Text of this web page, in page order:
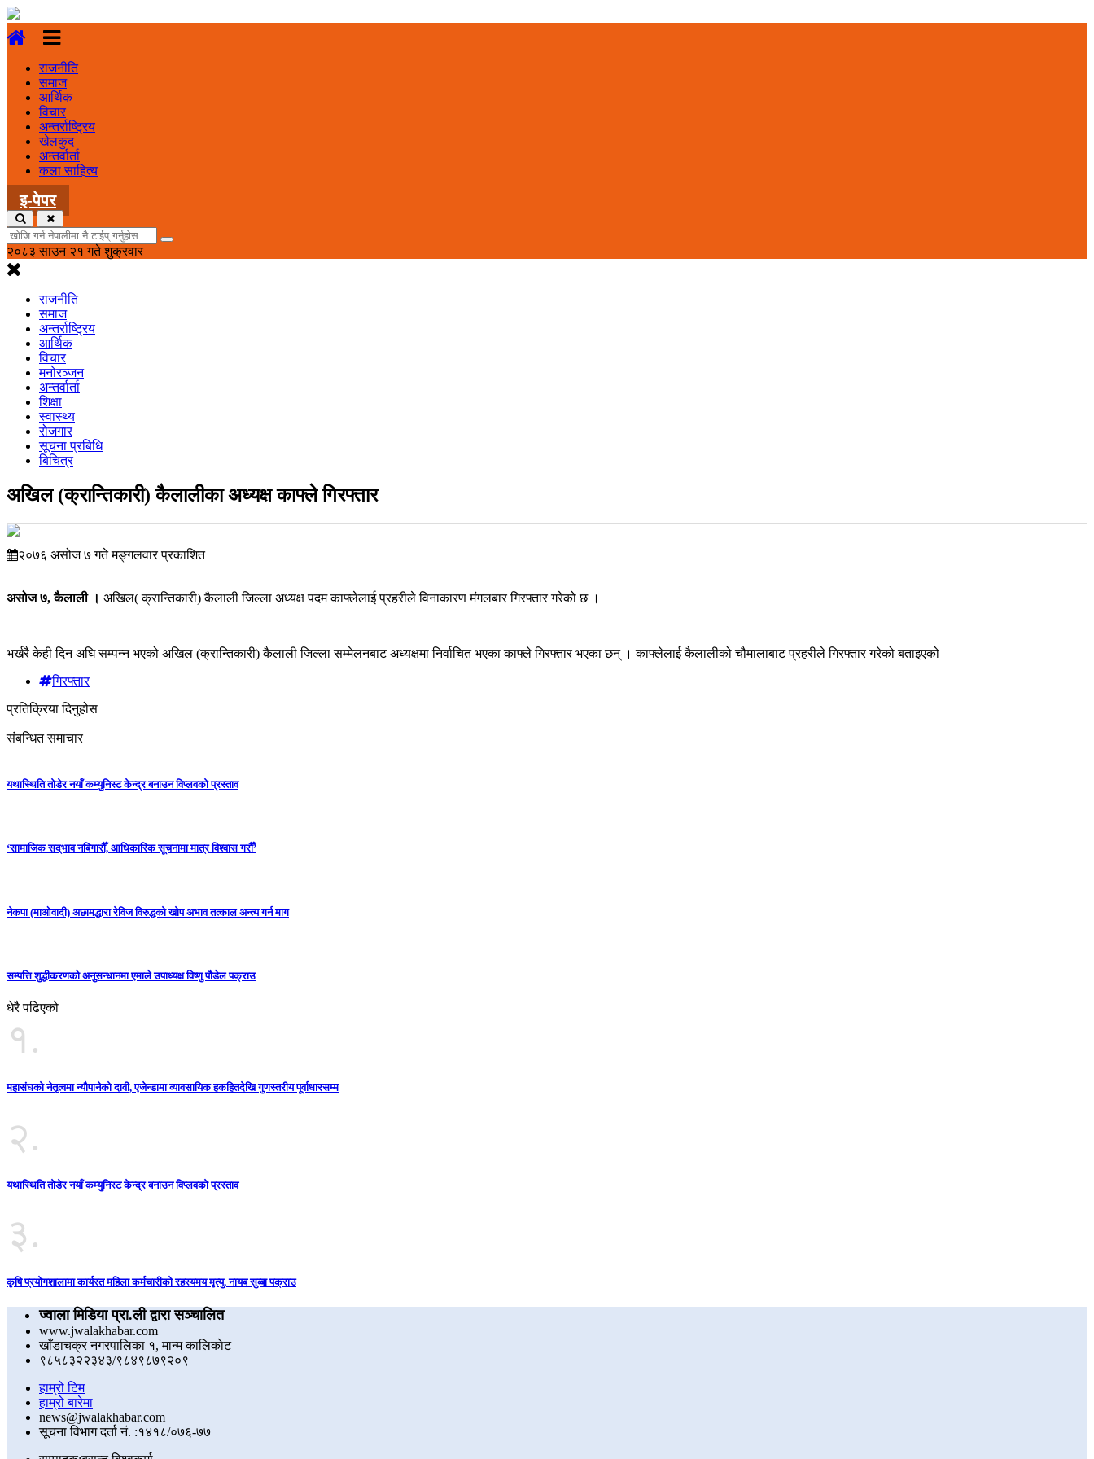
राजनीति
समाज
आर्थिक
विचार
अन्तर्राष्ट्रिय
खेलकुद
अन्तर्वार्ता
कला साहित्य
इ-पेपर
२०८३ साउन २१ गते शुक्रवार
राजनीति
समाज
अन्तर्राष्ट्रिय
आर्थिक
विचार
मनोरञ्जन
अन्तर्वार्ता
शिक्षा
स्वास्थ्य
रोजगार
सूचना प्रबिधि
बिचित्र
अखिल (क्रान्तिकारी) कैलालीका अध्यक्ष काफ्ले गिरफ्तार
२०७६ असोज ७ गते मङ्गलवार प्रकाशित
असोज ७, कैलाली । अखिल( क्रान्तिकारी) कैलाली जिल्ला अध्यक्ष पदम काफ्लेलाई प्रहरीले विनाकारण मंगलबार गिरफ्तार गरेको छ ।
भर्खरै केही दिन अघि सम्पन्न भएको अखिल (क्रान्तिकारी) कैलाली जिल्ला सम्मेलनबाट अध्यक्षमा निर्वाचित भएका काफ्ले गिरफ्तार भएका छन् । काफ्लेलाई कैलालीको चौमालाबाट प्रहरीले गिरफ्तार गरेको बताइएको
गिरफ्तार
प्रतिक्रिया दिनुहोस
संबन्धित समाचार
यथास्थिति तोडेर नयाँ कम्युनिस्ट केन्द्र बनाउन विप्लवको प्रस्ताव
‘सामाजिक सद्‌भाव नबिगारौँ, आधिकारिक सूचनामा मात्र विश्वास गरौँ’
नेकपा (माओवादी) अछामद्धारा रेविज विरुद्धको खोप अभाव तत्काल अन्त्य गर्न माग
सम्पत्ति शुद्धीकरणको अनुसन्धानमा एमाले उपाध्यक्ष विष्णु पौडेल पक्राउ
धेरै पढिएको
१.
महासंघको नेतृत्वमा न्यौपानेको दावी, एजेन्डामा व्यावसायिक हकहितदेखि गुणस्तरीय पूर्वाधारसम्म
२.
यथास्थिति तोडेर नयाँ कम्युनिस्ट केन्द्र बनाउन विप्लवको प्रस्ताव
३.
कृषि प्रयोगशालामा कार्यरत महिला कर्मचारीको रहस्यमय मृत्यु, नायब सुब्बा पक्राउ
ज्वाला मिडिया प्रा.ली द्वारा सञ्चालित
www.jwalakhabar.com
खाँडाचक्र नगरपालिका १, मान्म कालिकाेट
९८५८३२२३४३/९८४९८७९२०९
हाम्रो टिम
हाम्रो बारेमा
news@jwalakhabar.com
सूचना विभाग दर्ता नं. :१४१८/०७६-७७